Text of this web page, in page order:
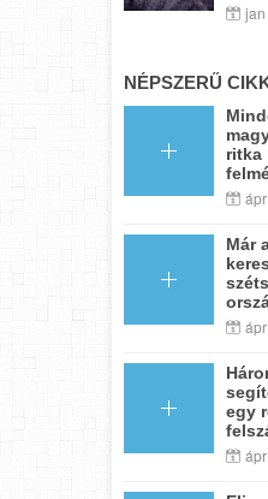
jan
NÉPSZERŰ
ritka
Már
egy